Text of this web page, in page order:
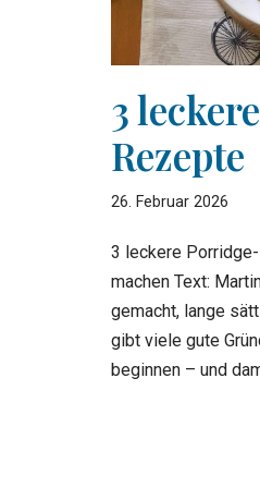
3
Rezepte
26. Februar 2026
3 leckere
machen Text:
gemacht, lange
gibt viele gute
beginnen – und